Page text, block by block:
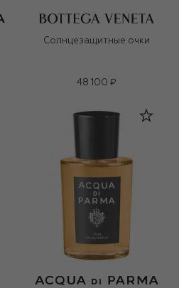
Солнцезащитные очки
48 100 ₽